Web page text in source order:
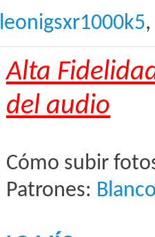
leonigsxr1000k5,
Alta
del audio
Cómo subir
Patrones: